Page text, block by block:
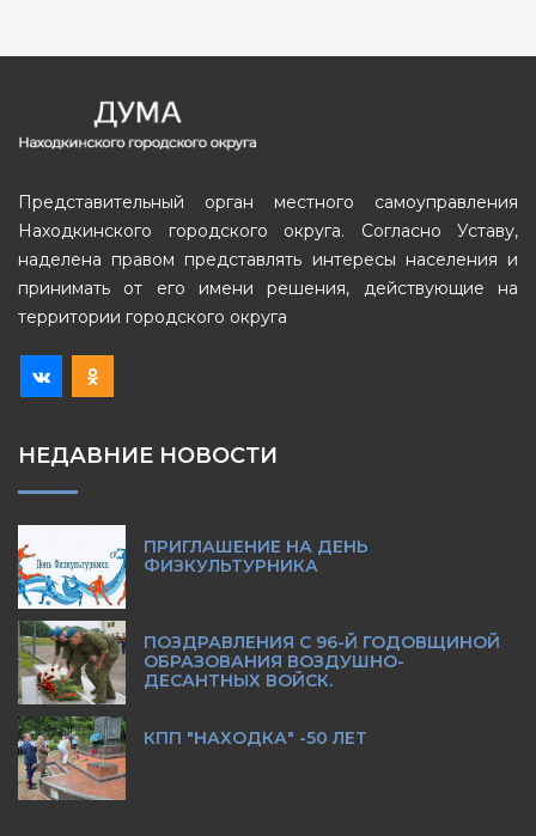
Представительный орган местного самоуправления
Находкинского городского округа. Согласно Уставу,
наделена правом представлять интересы населения и
принимать от его имени решения, действующие на
территории городского округа
НЕДАВНИЕ НОВОСТИ
ПРИГЛАШЕНИЕ НА ДЕНЬ
ФИЗКУЛЬТУРНИКА
ПОЗДРАВЛЕНИЯ С 96-Й ГОДОВЩИНОЙ
ОБРАЗОВАНИЯ ВОЗДУШНО-
ДЕСАНТНЫХ ВОЙСК.
КПП "НАХОДКА" -50 ЛЕТ